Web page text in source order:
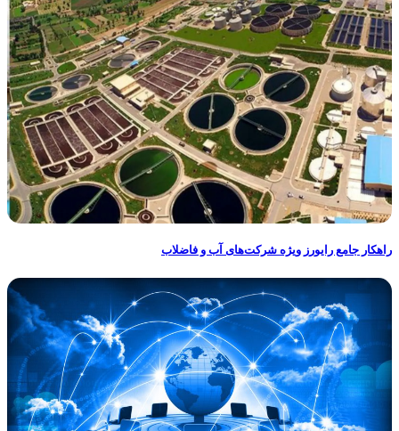
راهکار جامع رایورز ویژه شرکت‌های آب و فاضلاب